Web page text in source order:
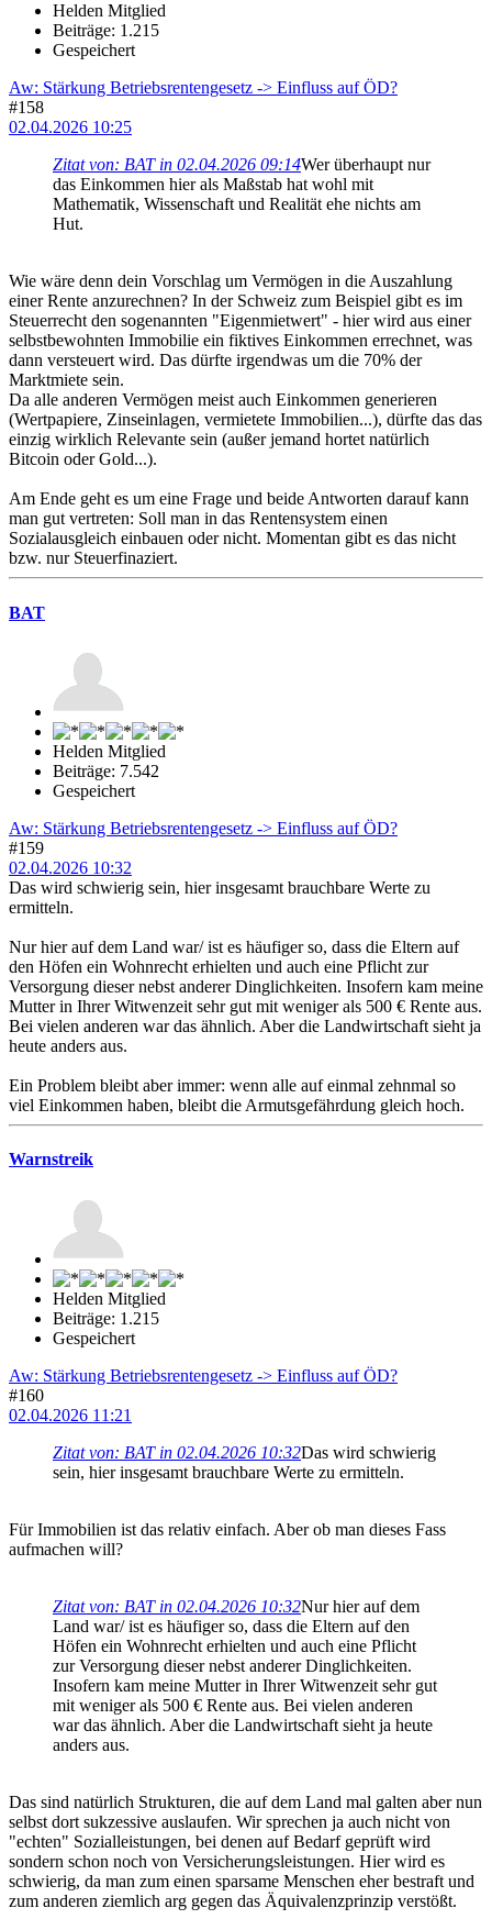
Helden Mitglied
Beiträge: 1.215
Gespeichert
Aw: Stärkung Betriebsrentengesetz -> Einfluss auf ÖD?
#158
02.04.2026 10:25
Zitat von: BAT in 02.04.2026 09:14Wer überhaupt nur
das Einkommen hier als Maßstab hat wohl mit
Mathematik, Wissenschaft und Realität ehe nichts am
Hut.
Wie wäre denn dein Vorschlag um Vermögen in die Auszahlung
einer Rente anzurechnen? In der Schweiz zum Beispiel gibt es im
Steuerrecht den sogenannten "Eigenmietwert" - hier wird aus einer
selbstbewohnten Immobilie ein fiktives Einkommen errechnet, was
dann versteuert wird. Das dürfte irgendwas um die 70% der
Marktmiete sein.
Da alle anderen Vermögen meist auch Einkommen generieren
(Wertpapiere, Zinseinlagen, vermietete Immobilien...), dürfte das das
einzig wirklich Relevante sein (außer jemand hortet natürlich
Bitcoin oder Gold...).
Am Ende geht es um eine Frage und beide Antworten darauf kann
man gut vertreten: Soll man in das Rentensystem einen
Sozialausgleich einbauen oder nicht. Momentan gibt es das nicht
bzw. nur Steuerfinaziert.
BAT
Helden Mitglied
Beiträge: 7.542
Gespeichert
Aw: Stärkung Betriebsrentengesetz -> Einfluss auf ÖD?
#159
02.04.2026 10:32
Das wird schwierig sein, hier insgesamt brauchbare Werte zu
ermitteln.
Nur hier auf dem Land war/ ist es häufiger so, dass die Eltern auf
den Höfen ein Wohnrecht erhielten und auch eine Pflicht zur
Versorgung dieser nebst anderer Dinglichkeiten. Insofern kam meine
Mutter in Ihrer Witwenzeit sehr gut mit weniger als 500 € Rente aus.
Bei vielen anderen war das ähnlich. Aber die Landwirtschaft sieht ja
heute anders aus.
Ein Problem bleibt aber immer: wenn alle auf einmal zehnmal so
viel Einkommen haben, bleibt die Armutsgefährdung gleich hoch.
Warnstreik
Helden Mitglied
Beiträge: 1.215
Gespeichert
Aw: Stärkung Betriebsrentengesetz -> Einfluss auf ÖD?
#160
02.04.2026 11:21
Zitat von: BAT in 02.04.2026 10:32Das wird schwierig
sein, hier insgesamt brauchbare Werte zu ermitteln.
Für Immobilien ist das relativ einfach. Aber ob man dieses Fass
aufmachen will?
Zitat von: BAT in 02.04.2026 10:32Nur hier auf dem
Land war/ ist es häufiger so, dass die Eltern auf den
Höfen ein Wohnrecht erhielten und auch eine Pflicht
zur Versorgung dieser nebst anderer Dinglichkeiten.
Insofern kam meine Mutter in Ihrer Witwenzeit sehr gut
mit weniger als 500 € Rente aus. Bei vielen anderen
war das ähnlich. Aber die Landwirtschaft sieht ja heute
anders aus.
Das sind natürlich Strukturen, die auf dem Land mal galten aber nun
selbst dort sukzessive auslaufen. Wir sprechen ja auch nicht von
"echten" Sozialleistungen, bei denen auf Bedarf geprüft wird
sondern schon noch von Versicherungsleistungen. Hier wird es
schwierig, da man zum einen sparsame Menschen eher bestraft und
zum anderen ziemlich arg gegen das Äquivalenzprinzip verstößt.